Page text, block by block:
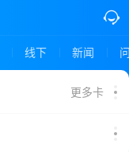
线下 新闻
更多卡